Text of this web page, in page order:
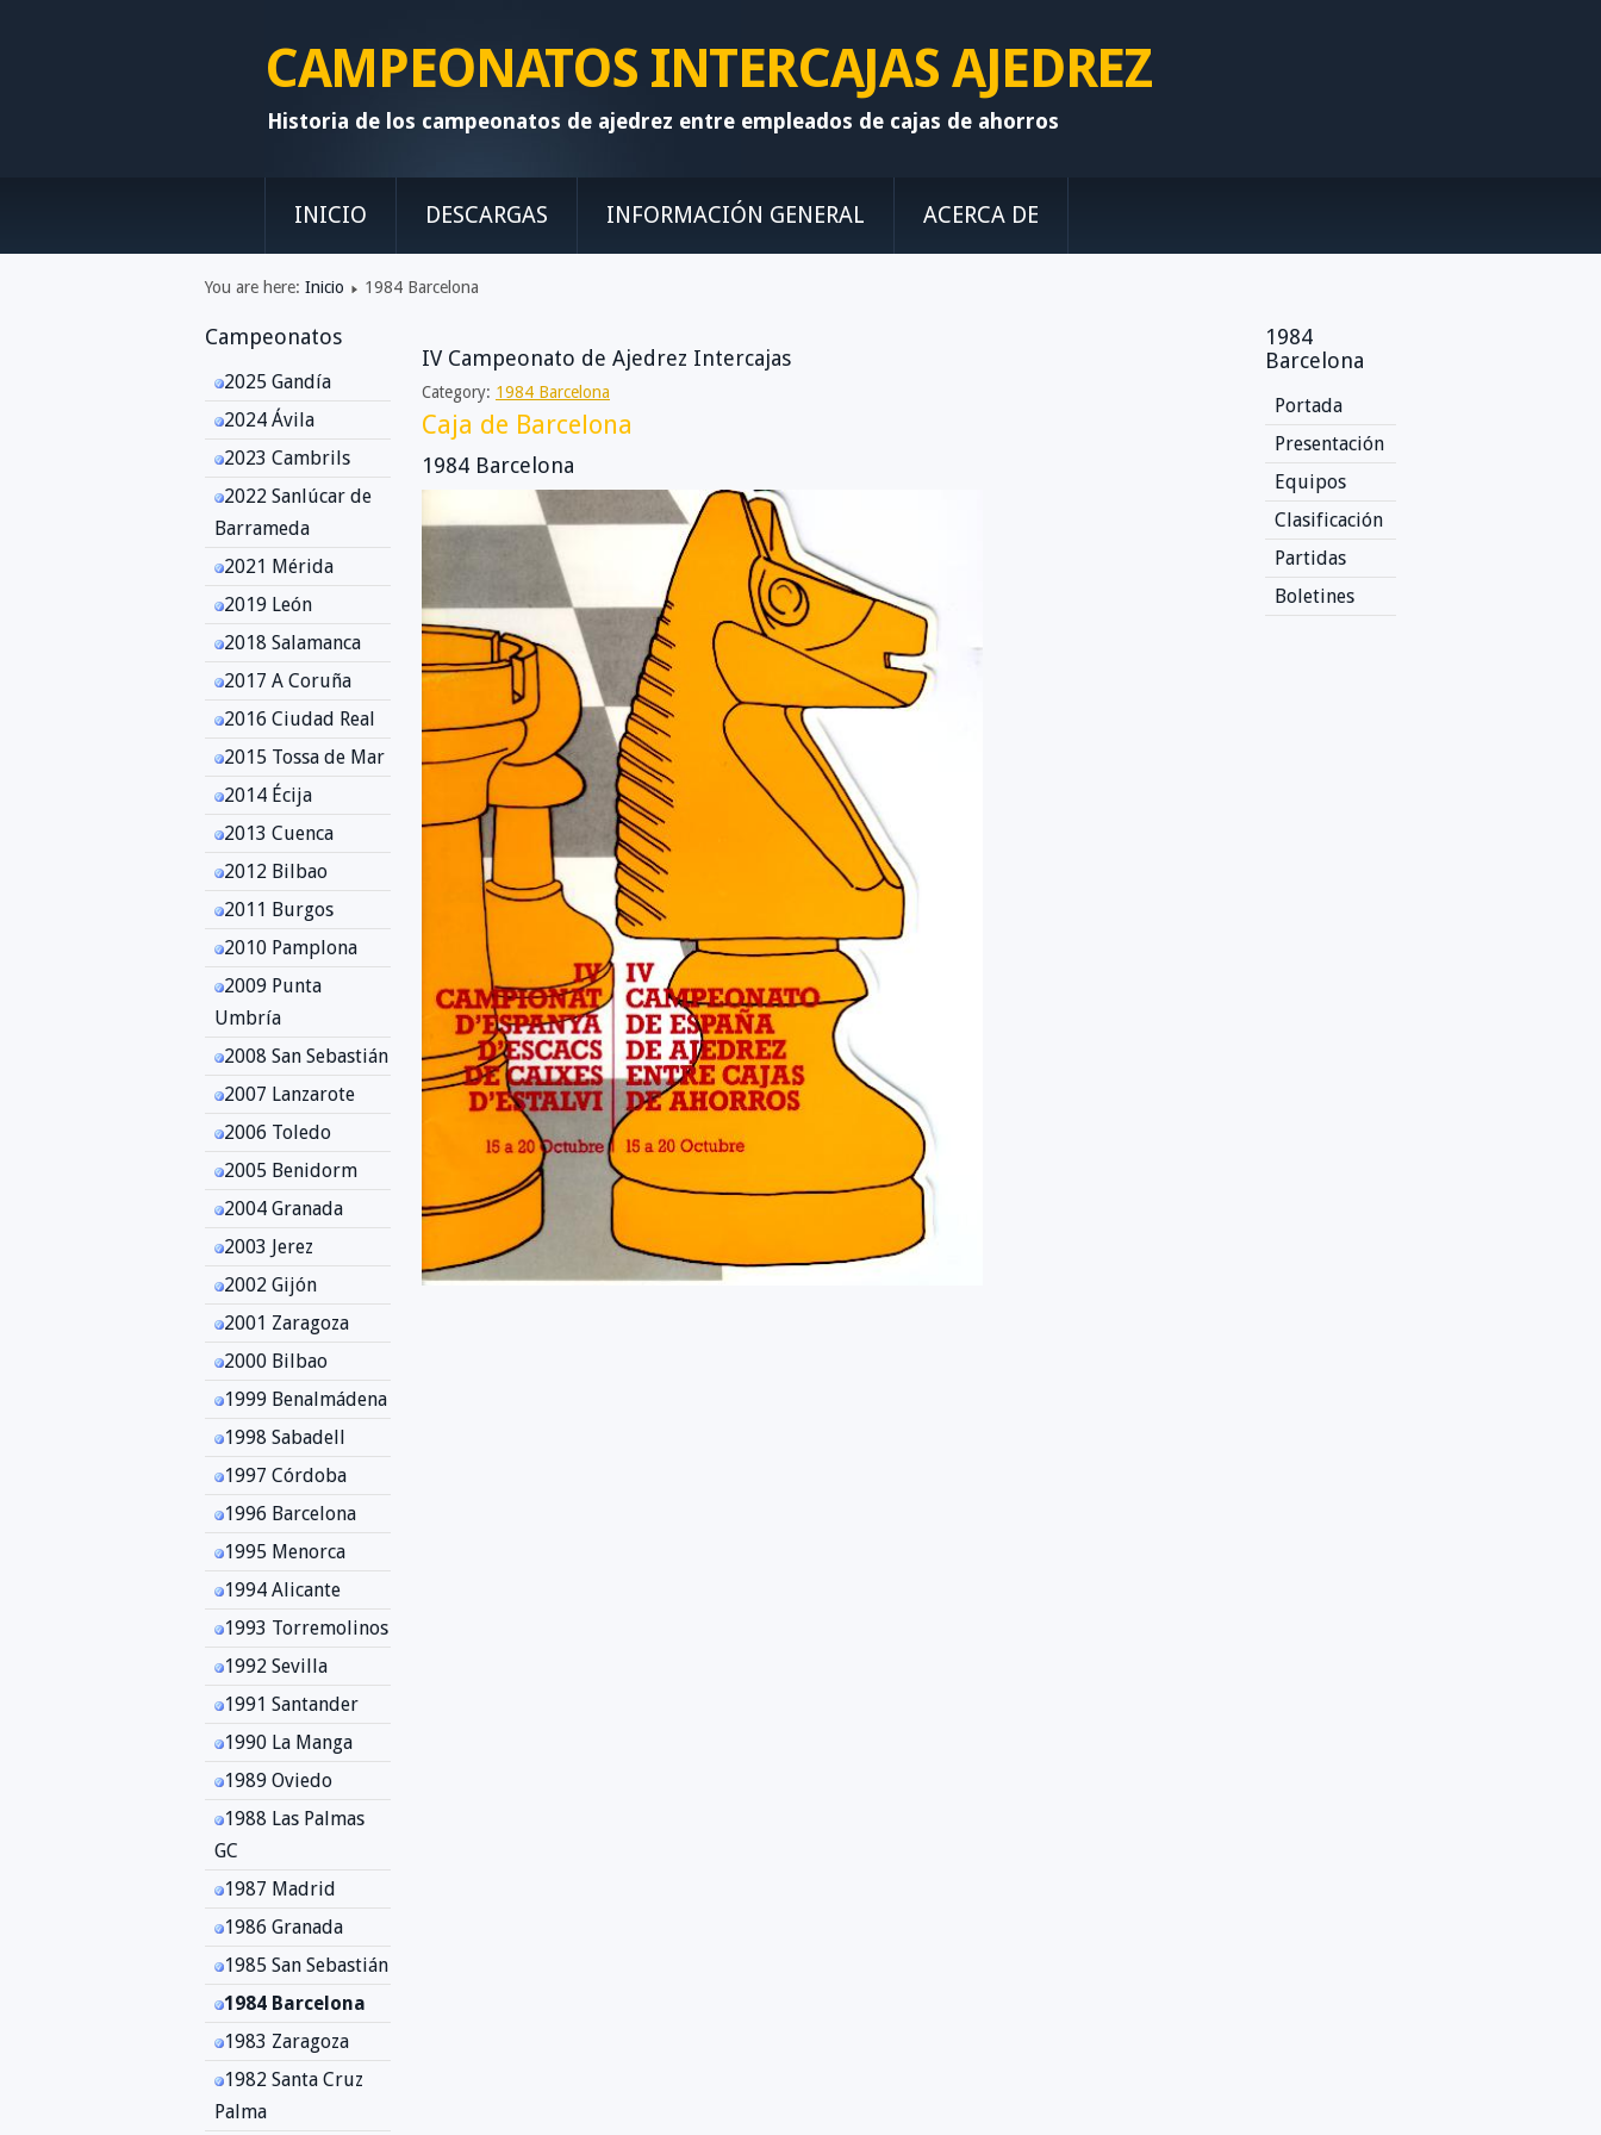
CAMPEONATOS INTERCAJAS AJEDREZ
Historia de los campeonatos de ajedrez entre empleados de cajas de ahorros
INICIO DESCARGAS INFORMACIÓN GENERAL ACERCA DE
You are here: Inicio 1984 Barcelona
Campeonatos
2025 Gandía
2024 Ávila
2023 Cambrils
2022 Sanlúcar de
Barrameda
2021 Mérida
2019 León
2018 Salamanca
2017 A Coruña
2016 Ciudad Real
2015 Tossa de Mar
2014 Écija
2013 Cuenca
2012 Bilbao
2011 Burgos
2010 Pamplona
2009 Punta
Umbría
2008 San Sebastián
2007 Lanzarote
2006 Toledo
2005 Benidorm
2004 Granada
2003 Jerez
2002 Gijón
2001 Zaragoza
2000 Bilbao
1999 Benalmádena
1998 Sabadell
1997 Córdoba
1996 Barcelona
1995 Menorca
1994 Alicante
1993 Torremolinos
1992 Sevilla
1991 Santander
1990 La Manga
1989 Oviedo
1988 Las Palmas
GC
1987 Madrid
1986 Granada
1985 San Sebastián
1984 Barcelona
1983 Zaragoza
1982 Santa Cruz
Palma
IV Campeonato de Ajedrez Intercajas
Category: 1984 Barcelona
Caja de Barcelona
1984 Barcelona
1984
Barcelona
Portada
Presentación
Equipos
Clasificación
Partidas
Boletines